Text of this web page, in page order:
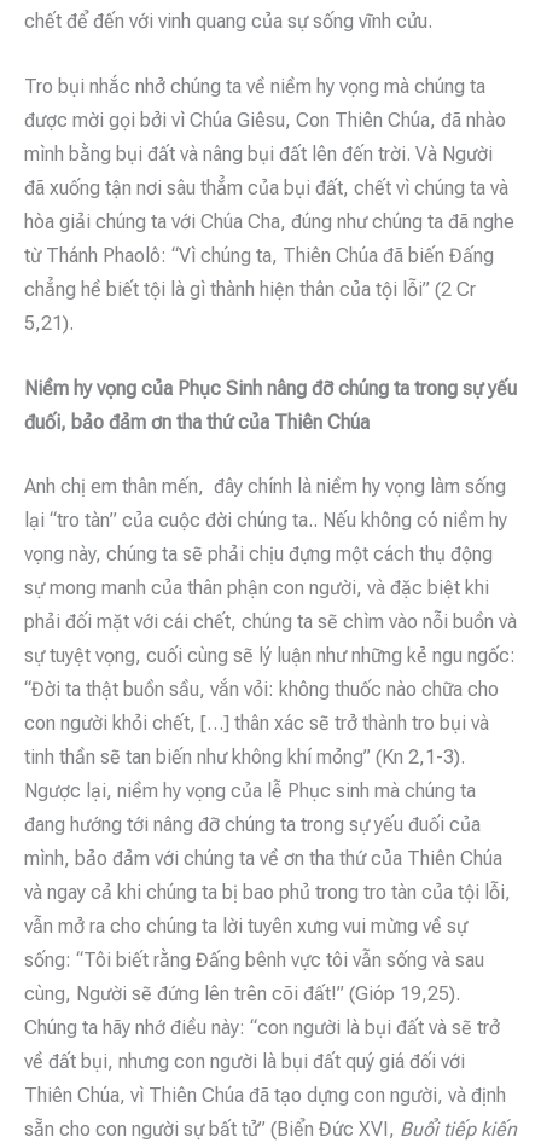
chết để đến với vinh quang của sự sống vĩnh cửu.
Tro bụi nhắc nhở chúng ta về niềm hy vọng mà chúng ta
được mời gọi bởi vì Chúa Giêsu, Con Thiên Chúa, đã nhào
mình bằng bụi đất và nâng bụi đất lên đến trời. Và Người
đã xuống tận nơi sâu thẳm của bụi đất, chết vì chúng ta và
hòa giải chúng ta với Chúa Cha, đúng như chúng ta đã nghe
từ Thánh Phaolô: “Vì chúng ta, Thiên Chúa đã biến Đấng
chẳng hề biết tội là gì thành hiện thân của tội lỗi” (2 Cr
5,21).
Niềm hy vọng của Phục Sinh nâng đỡ chúng ta trong sự yếu
đuối, bảo đảm ơn tha thứ của Thiên Chúa
Anh chị em thân mến, đây chính là niềm hy vọng làm sống
lại “tro tàn” của cuộc đời chúng ta.. Nếu không có niềm hy
vọng này, chúng ta sẽ phải chịu đựng một cách thụ động
sự mong manh của thân phận con người, và đặc biệt khi
phải đối mặt với cái chết, chúng ta sẽ chìm vào nỗi buồn và
sự tuyệt vọng, cuối cùng sẽ lý luận như những kẻ ngu ngốc:
“Đời ta thật buồn sầu, vắn vỏi: không thuốc nào chữa cho
con người khỏi chết, […] thân xác sẽ trở thành tro bụi và
tinh thần sẽ tan biến như không khí mỏng” (Kn 2,1-3).
Ngược lại, niềm hy vọng của lễ Phục sinh mà chúng ta
đang hướng tới nâng đỡ chúng ta trong sự yếu đuối của
mình, bảo đảm với chúng ta về ơn tha thứ của Thiên Chúa
và ngay cả khi chúng ta bị bao phủ trong tro tàn của tội lỗi,
vẫn mở ra cho chúng ta lời tuyên xưng vui mừng về sự
sống: “Tôi biết rằng Đấng bênh vực tôi vẫn sống và sau
cùng, Người sẽ đứng lên trên cõi đất!” (Gióp 19,25).
Chúng ta hãy nhớ điều này: “con người là bụi đất và sẽ trở
về đất bụi, nhưng con người là bụi đất quý giá đối với
Thiên Chúa, vì Thiên Chúa đã tạo dựng con người, và định
sẵn cho con người sự bất tử” (Biển Đức XVI, Buổi tiếp kiến​​